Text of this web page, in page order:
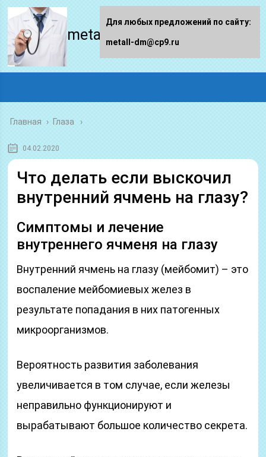
metall-dm.ru
Главная › Глаза
04.02.2020
Что делать если выскочил
внутренний ячмень на глазу?
Симптомы и лечение
внутреннего ячменя на глазу
Внутренний ячмень на глазу (мейбомит) – это
воспаление мейбомиевых желез в
результате попадания в них патогенных
микроорганизмов.
Вероятность развития заболевания
увеличивается в том случае, если железы
неправильно функционируют и
вырабатывают большое количество секрета.
Для любых предложений по сайту:
metall-dm@cp9.ru